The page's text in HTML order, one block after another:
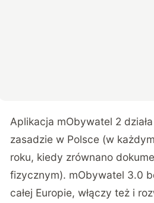
Aplikacja mObywatel 2
zasadzie w Polsce (w
roku, kiedy zrównano
fizycznym). mObywatel 3.0
całej Europie, włączy też i